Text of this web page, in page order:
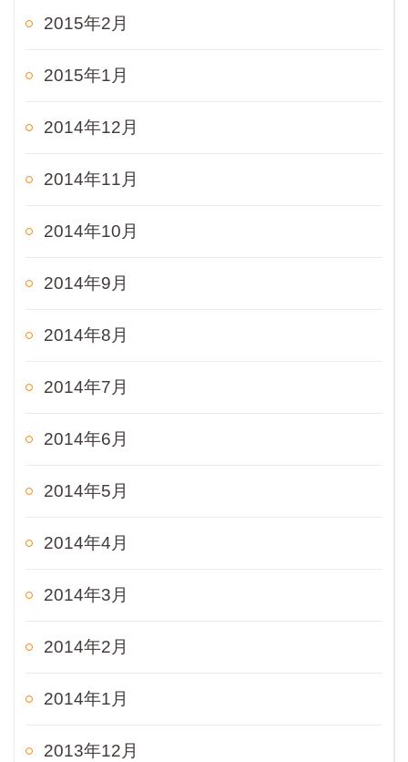
2015年2月
2015年1月
2014年12月
2014年11月
2014年10月
2014年9月
2014年8月
2014年7月
2014年6月
2014年5月
2014年4月
2014年3月
2014年2月
2014年1月
2013年12月